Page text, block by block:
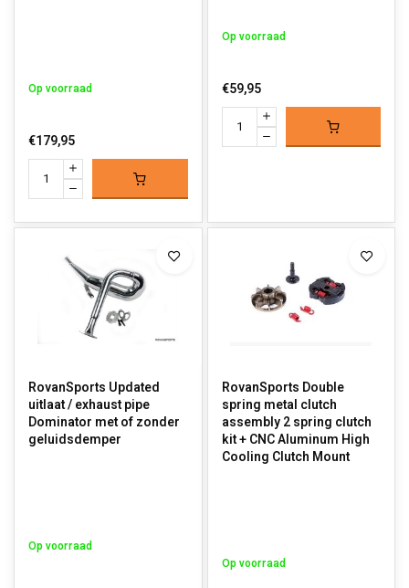
Op voorraad
€179,95
Op voorraad
€59,95
RovanSports Updated
uitlaat / exhaust pipe
Dominator met of zonder
geluidsdemper
Op voorraad
RovanSports Double
spring metal clutch
assembly 2 spring clutch
kit + CNC Aluminum High
Cooling Clutch Mount
Op voorraad